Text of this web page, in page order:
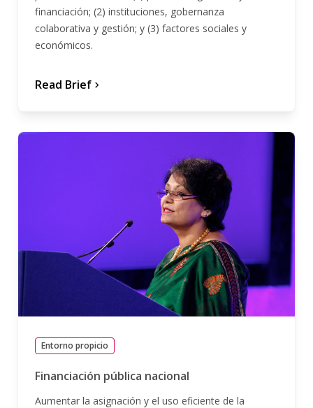
financiación; (2) instituciones, gobernanza
colaborativa y gestión; y (3) factores sociales y
económicos.
Read Brief chevron_forward
Entorno propicio
Financiación pública nacional
Aumentar la asignación y el uso eficiente de la